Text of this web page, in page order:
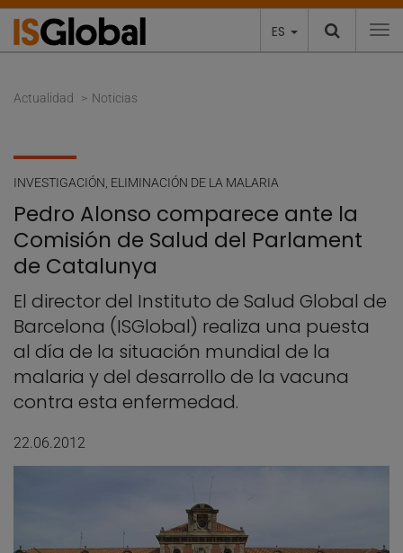
ES
Actualidad Noticias
INVESTIGACIÓN ELIMINACIÓN DE LA MALARIA
Pedro Alonso comparece ante la
Comisión de Salud del Parlament
de Catalunya
El director del Instituto de Salud Global de
Barcelona (ISGlobal) realiza una puesta
al día de la situación mundial de la
malaria y del desarrollo de la vacuna
contra esta enfermedad.
22.06.2012